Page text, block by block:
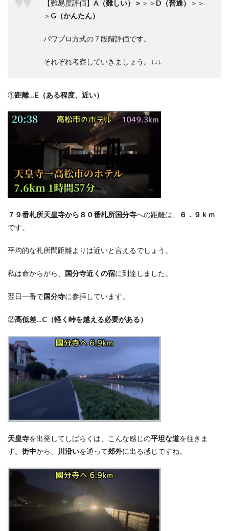
【難易度評価】 A （難しい）＞ ＞＞ D （普通）
＞＞
＞ G （かんたん）
パワプロ方式の７段階評価です。
それぞれ考察していきましょう。↓↓↓
①距離…E （ある程度、近い）
７９番札所天皇寺から８０番札所国分寺への距離は、
６．９ｋｍ
です。
平均的な札所間距離よりは近いと言えるでしょう。
私は命からがら、 国分寺近くの宿に到達しました。
翌日一番で国分寺に参拝しています。
②高低差…C （軽く峠を越える必要がある）
天皇寺を出発してしばらくは、こんな感じの平坦な道を往きま
す。 街中から、 川沿いを通って郊外に出る感じですね。